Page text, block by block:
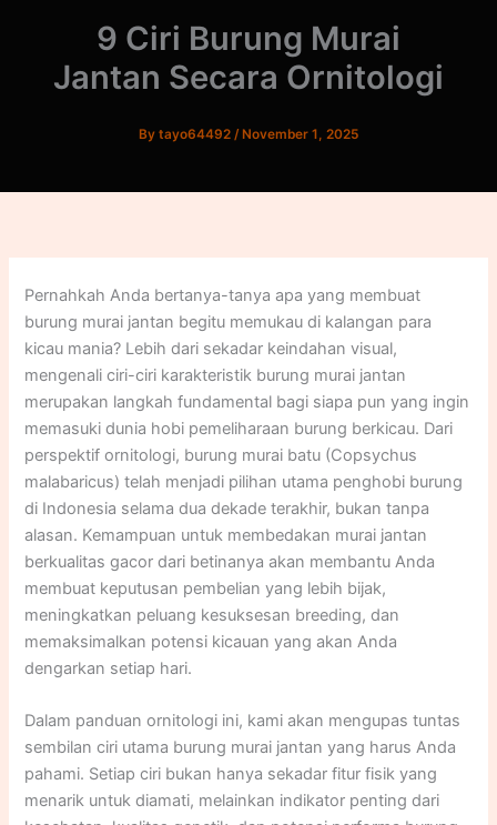
9 Ciri Burung Murai
Jantan Secara Ornitologi
By tayo64492 /November 1, 2025
Pernahkah Anda bertanya-tanya apa yang membuat
burung murai jantan begitu memukau di kalangan para
kicau mania? Lebih dari sekadar keindahan visual,
mengenali ciri-ciri karakteristik burung murai jantan
merupakan langkah fundamental bagi siapa pun yang ingin
memasuki dunia hobi pemeliharaan burung berkicau. Dari
perspektif ornitologi, burung murai batu (Copsychus
malabaricus) telah menjadi pilihan utama penghobi burung
di Indonesia selama dua dekade terakhir, bukan tanpa
alasan. Kemampuan untuk membedakan murai jantan
berkualitas gacor dari betinanya akan membantu Anda
membuat keputusan pembelian yang lebih bijak,
meningkatkan peluang kesuksesan breeding, dan
memaksimalkan potensi kicauan yang akan Anda
dengarkan setiap hari.​
Dalam panduan ornitologi ini, kami akan mengupas tuntas
sembilan ciri utama burung murai jantan yang harus Anda
pahami. Setiap ciri bukan hanya sekadar fitur fisik yang
menarik untuk diamati, melainkan indikator penting dari